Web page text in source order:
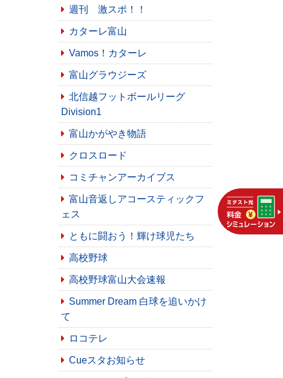
週刊 激スポ！！
カターレ富山
Vamos！カターレ
富山グラウジーズ
北信越フットボールリーグ
Division1
富山かがやき物語
クロスロード
コミチャンアーカイブス
富山音返しアコースティックフ
ェス
ともに闘おう！輝け球児たち
高校野球
高校野球富山大会速報
Summer Dream 白球を追いかけ
て
ロコテレ
Cueスタお知らせ